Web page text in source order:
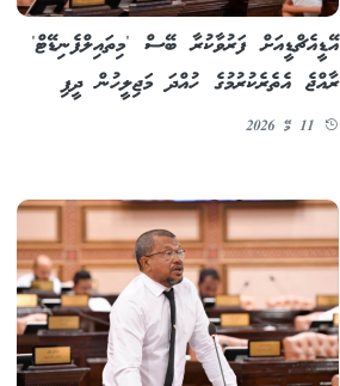
އޭޑީއެޗްޑީއަށް ފަރުވާކުރާ ބޭސް 'މިތައިލްފެނިޑޭޓް'
ރާއްޖެ އެތެރެކުރުމުގެ ހުއްދަ މަޖިލީހުން ދީފި